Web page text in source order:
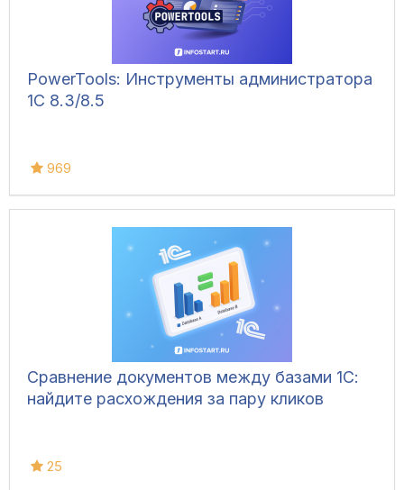
PowerTools: Инструменты администратора
1С 8.3/8.5
969
Сравнение документов между базами 1С:
найдите расхождения за пару кликов
25